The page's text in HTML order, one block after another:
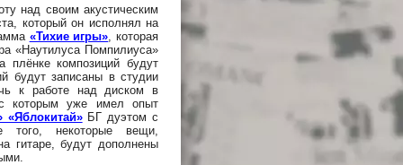
над своим акустическим
который он исполнял на
«Тихие игры», которая
«Наутилуса Помпилиуса»
плёнке композиций будут
будут записаны в студии
к работе над диском в
которым уже имел опыт
«Яблокитай»БГ дуэтом с
того, некоторые вещи,
гитаре, будут дополнены